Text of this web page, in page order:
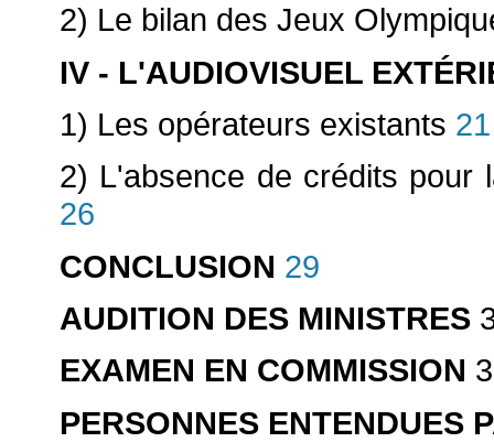
2) Le bilan des Jeux
IV - L'AUDIOVISUEL
1) Les opérateurs existants 21
2) L'absence de crédits pour
26
CONCLUSION 29
AUDITION DES MINISTRES
EXAMEN EN COMMISSION
PERSONNES ENTENDUES